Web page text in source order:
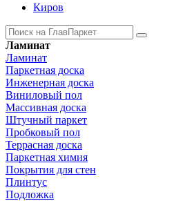
Киров
Ламинат
Ламинат
Паркетная доска
Инженерная доска
Виниловый пол
Массивная доска
Штучный паркет
Пробковый пол
Террасная доска
Паркетная химия
Покрытия для стен
Плинтус
Подложка